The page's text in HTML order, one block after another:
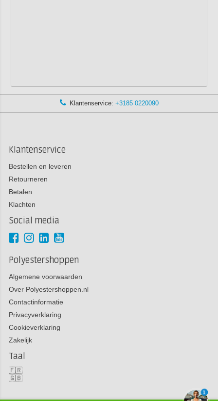
Klantenservice: +3185 0220090
Klantenservice
Bestellen en leveren
Retourneren
Betalen
Klachten
Social media
Polyestershoppen
Algemene voorwaarden
Over Polyestershoppen.nl
Contactinformatie
Privacyverklaring
Cookieverklaring
Zakelijk
Taal
🇫🇷
🇬🇧
1